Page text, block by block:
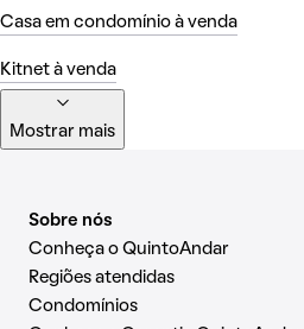
Casa em condomínio à venda
Kitnet à venda
Mostrar mais
Sobre nós
Conheça o QuintoAndar
Regiões atendidas
Condomínios